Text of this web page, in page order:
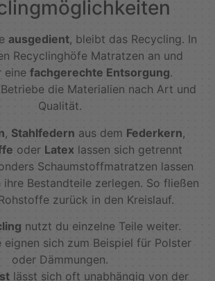
ausgedient, bleibt das Recycling. In
Recyclinghöfe Matratzen an und
eine fachgerechte Entsorgung.
die Materialien nach Art und
Qualität.
, Stahlfedern aus dem Federkern,
oder Latex lassen sich getrennt
Schaumstoffmatratzen lassen
Bestandteile zerlegen. So fließen
zurück in den Kreislauf.
nutzt du einzelne Teile weiter.
eignen sich zum Beispiel für Polster
oder Dämmungen.
lässt sich oft unabhängig von der